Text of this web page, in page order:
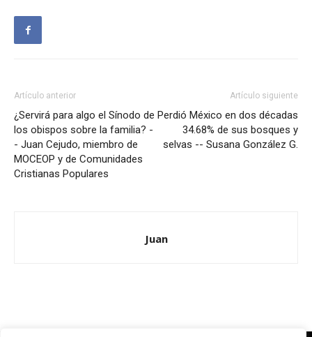
Artículo anterior
¿Servirá para algo el Sínodo de
los obispos sobre la familia? -
- Juan Cejudo, miembro de
MOCEOP y de Comunidades
Cristianas Populares
Artículo siguiente
Perdió México en dos décadas
34.68% de sus bosques y
selvas -- Susana González G.
Juan